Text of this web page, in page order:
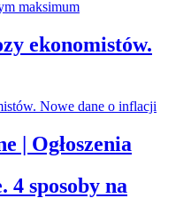
ekonomistów.
| Ogłoszenia
4 sposoby na